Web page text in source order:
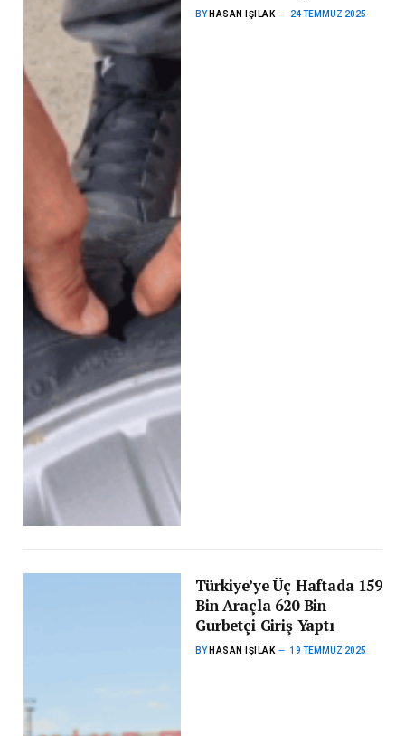
BY HASAN IŞILAK 24 TEMMUZ 2025
Türkiye’ye Üç Haftada 159
Bin Araçla 620 Bin
Gurbetçi Giriş Yaptı
BY HASAN IŞILAK 19 TEMMUZ 2025